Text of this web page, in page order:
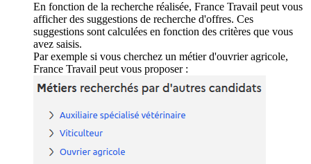
En fonction de la recherche réalisée, France Travail peut vous
afficher des suggestions de recherche d'offres. Ces
suggestions sont calculées en fonction des critères que vous
avez saisis.
Par exemple si vous cherchez un métier d'ouvrier agricole,
France Travail peut vous proposer :